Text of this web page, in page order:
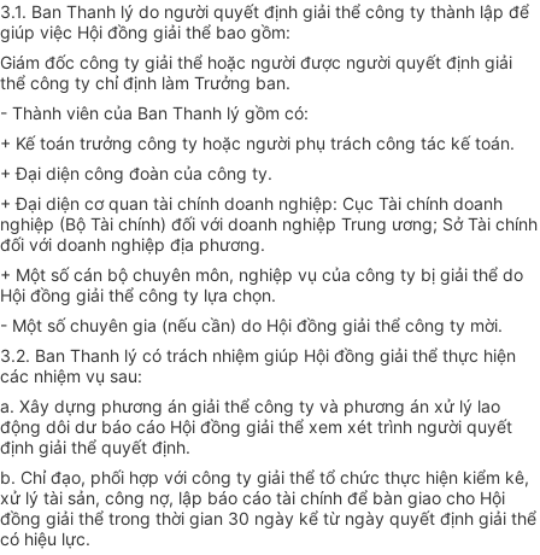
3.1. Ban Thanh lý do người quyết định giải thể công ty thành lập để
giúp việc Hội đồng giải thể bao gồm:
Giám đốc công ty giải thể hoặc người được người quyết định giải
thể công ty chỉ định làm Trưởng ban.
- Thành viên của Ban Thanh lý gồm có:
+ Kế toán trưởng công ty hoặc người phụ trách công tác kế toán.
+ Đại diện công đoàn của công ty.
+ Đại diện cơ quan tài chính doanh nghiệp: Cục Tài chính doanh
nghiệp (Bộ Tài chính) đối với doanh nghiệp Trung ương; Sở Tài chính
đối với doanh nghiệp địa phương.
+ Một số cán bộ chuyên môn, nghiệp vụ của công ty bị giải thể do
Hội đồng giải thể công ty lựa chọn.
- Một số chuyên gia (nếu cần) do Hội đồng giải thể công ty mời.
3.2. Ban Thanh lý có trách nhiệm giúp Hội đồng giải thể thực hiện
các nhiệm vụ sau:
a. Xây dựng phương án giải thể công ty và phương án xử lý lao
động dôi dư báo cáo Hội đồng giải thể xem xét trình người quyết
định giải thể quyết định.
b. Chỉ đạo, phối hợp với công ty giải thể tổ chức thực hiện kiểm kê,
xử lý tài sản, công nợ, lập báo cáo tài chính để bàn giao cho Hội
đồng giải thể trong thời gian 30 ngày kể từ ngày quyết định giải thể
có hiệu lực.